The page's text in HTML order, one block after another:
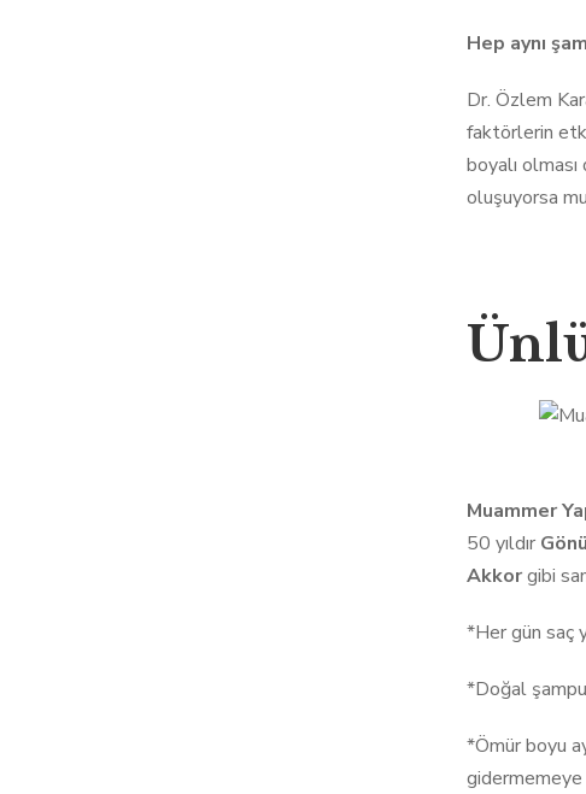
Hep aynı
Dr. Özlem
faktörlerin
boyalı
oluşuyorsa
Muammer
50 yıldır
Akkorgibi
*Her gün saç
*Doğal
*Ömür boyu
gidermemeye